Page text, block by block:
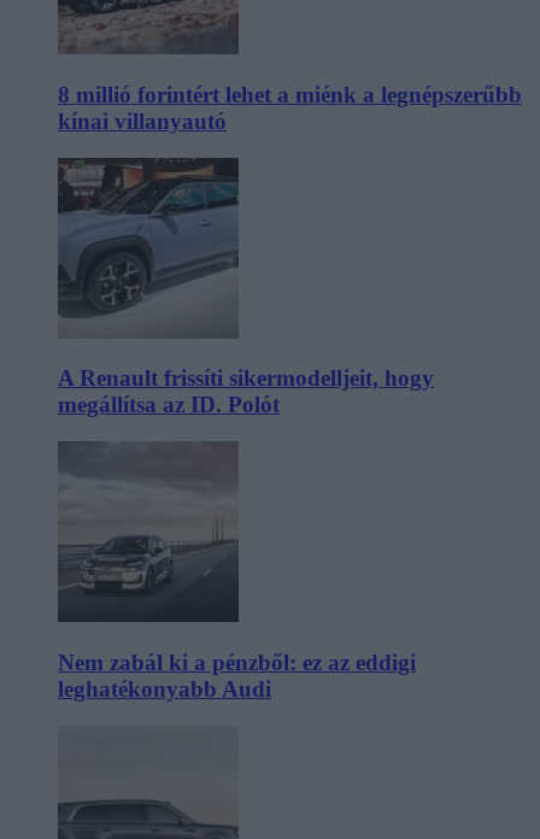
8 millió forintért lehet a miénk a legnépszerűbb
kínai villanyautó
A Renault frissíti sikermodelljeit, hogy
megállítsa az ID. Polót
Nem zabál ki a pénzből: ez az eddigi
leghatékonyabb Audi